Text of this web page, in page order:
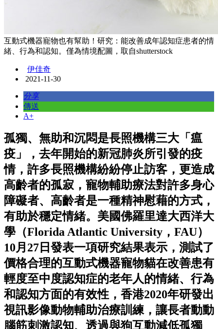
互動式機器寵物也有幫助！研究：能改善成年認知症患者的情
緒、行為和認知。僅為情境配圖，取自shutterstock
伊佳奇
2021-11-30
分享
傳送
A+
孤獨、無助和沉悶是長照機構三大「瘟
疫」，去年開始的新冠肺炎所引發的疫
情，許多長照機構紛紛停止訪客，更造成
高齡者的孤寂，寵物輔助療法對許多身心
障礙者、高齡者是一種精神慰藉的方式，
有助於穩定情緒。美國佛羅里達大西洋大
學（Florida Atlantic University，FAU）
10月27日發表一項研究結果表示，測試了
價格合理的互動式機器寵物貓在改善患有
輕度至中度認知症的老年人的情緒、行為
和認知方面的有效性，香港2020年研發出
視訊影像動物輔助治療訓練，讓長者動動
腦筋刺激認知、透過與狗互動減低孤獨